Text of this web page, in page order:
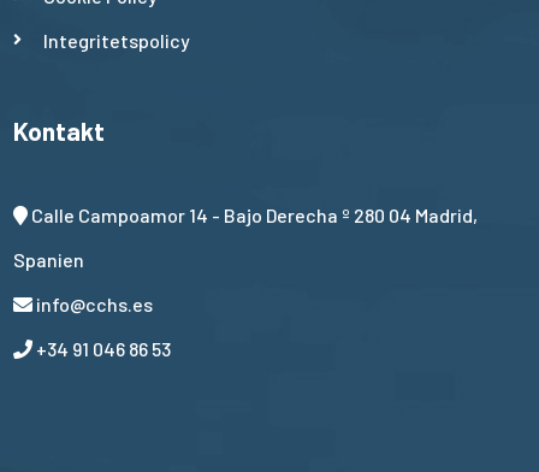
Integritetspolicy
Kontakt
Calle Campoamor 14 - Bajo Derecha º 280 04 Madrid,
Spanien
info@cchs.es
+34 91 046 86 53